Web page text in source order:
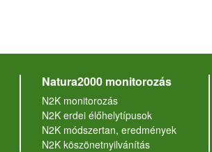
Natura2000 monitorozás
N2K monitorozás
N2K erdei élőhelytípusok
N2K módszertan, eredmények
N2K köszönetnyilvánítás